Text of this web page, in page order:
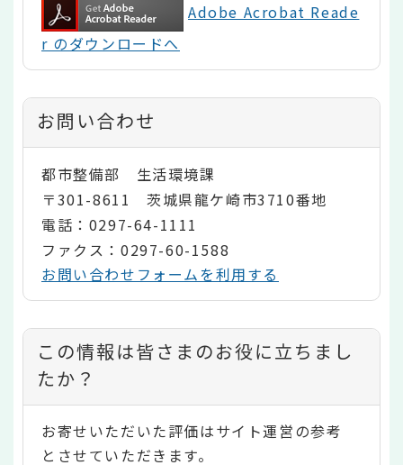
Adobe Acrobat Reade
r のダウンロードへ
お問い合わせ
都市整備部 生活環境課
〒301-8611 茨城県龍ケ崎市3710番地
電話：0297-64-1111
ファクス：0297-60-1588
お問い合わせフォームを利用する
コ
ン
テ
ン
この情報は皆さまのお役に立ちまし
たか？
お寄せいただいた評価はサイト運営の参考
とさせていただきます。